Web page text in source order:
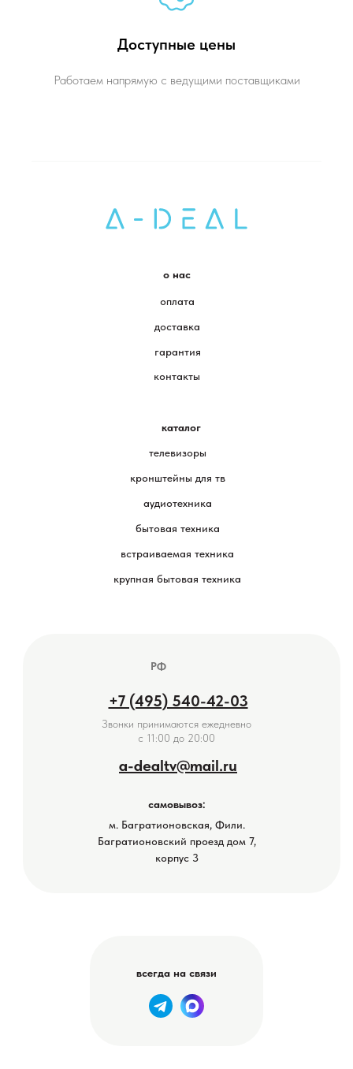
Доступные цены
Работаем напрямую с ведущими поставщиками
м. Багратионовская, Фили.
Багратионовский проезд дом 7,
корпус 3
+7 (495) 540-42-03
a-dealtv@mail.ru
Звонки принимаются ежедневно
с 11:00 до 20:00
самовывоз:
РФ
всегда на связи
о нас
оплата
доставка
гарантия
каталог
телевизоры
кронштейны для тв
аудиотехника
крупная бытовая техника
бытовая техника
встраиваемая техника
контакты